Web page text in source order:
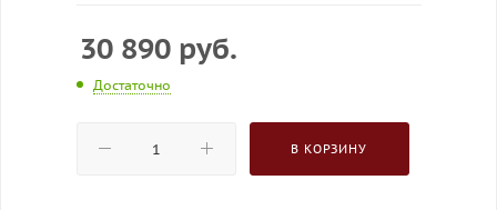
30 890руб.
Достаточно
В КОРЗИНУ